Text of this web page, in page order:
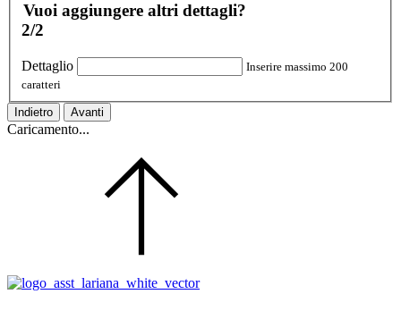
Vuoi aggiungere altri dettagli?
2/2
Dettaglio
Inserire massimo 200
caratteri
Indietro Avanti
Caricamento...